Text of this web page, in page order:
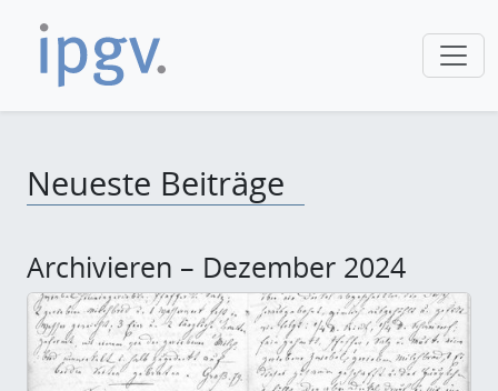
Neueste Beiträge
Archivieren – Dezember 2024